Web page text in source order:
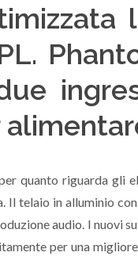
quanto riguarda gli
Il telaio in alluminio
audio. I nuovi
per una